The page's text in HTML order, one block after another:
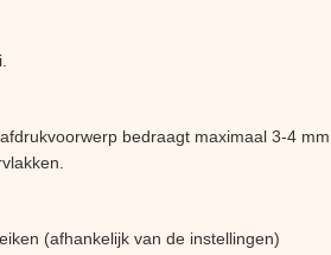
bedraagt maximaal 3-4
(afhankelijk van de instellingen)